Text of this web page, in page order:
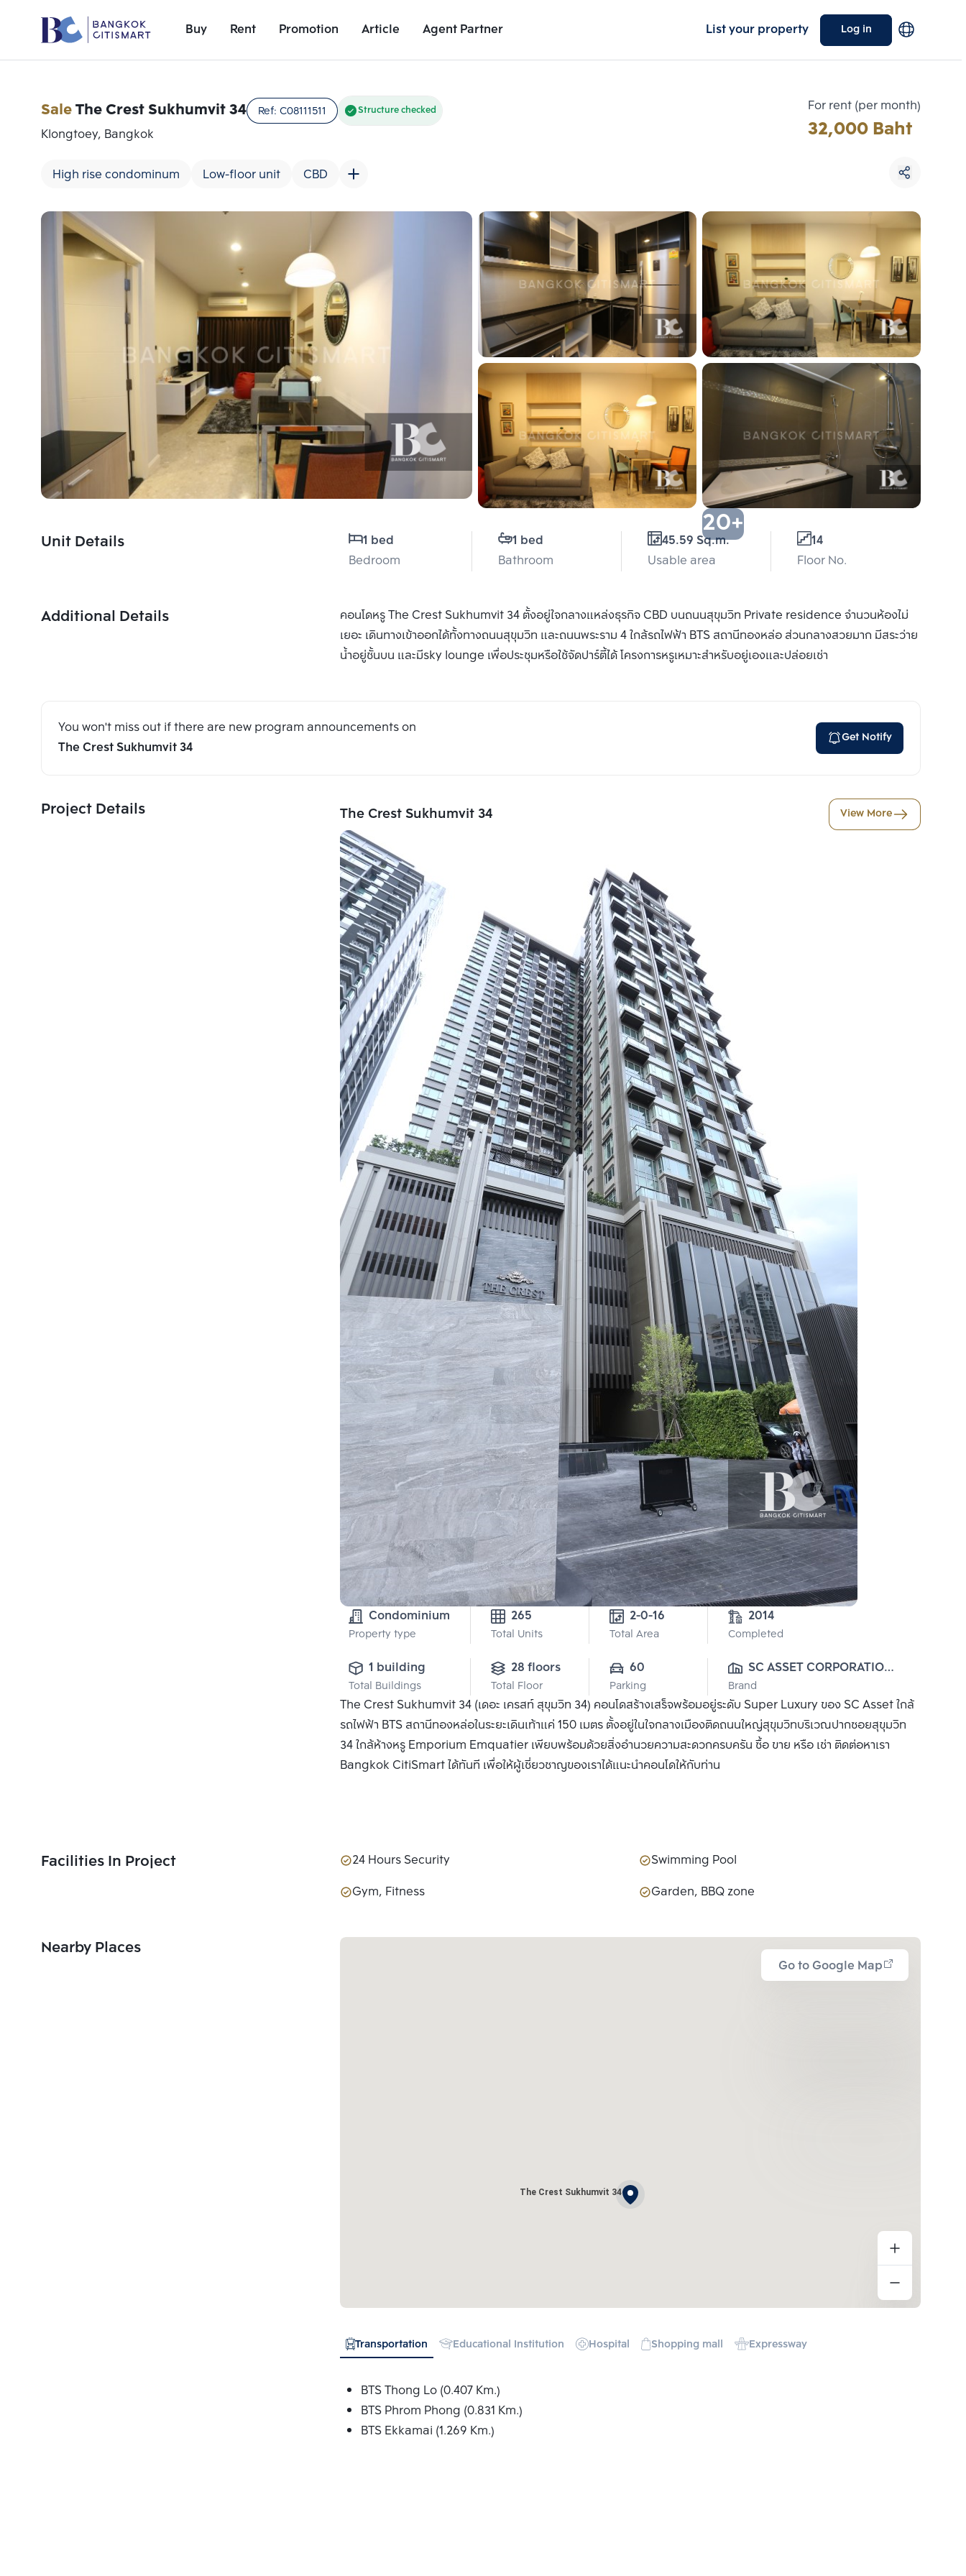
Buy Rent Promotion Article Agent Partner List your property Log in
Unit Details
SaleThe Crest Sukhumvit 34 Ref: C08111511 Structure checked
Klongtoey, Bangkok
High rise condominum Low-floor unit CBD
For rent (per month)
32,000 Baht
20+
Unit Details
1 bed
Bedroom
1 bed
Bathroom
45.59 Sq.m.
Usable area
14
Floor No.
Additional Details
คอนโดหรู The Crest Sukhumvit 34 ตั้งอยู่ใจกลางแหล่งธุรกิจ CBD บนถนนสุขุมวิท Private residence จำนวนห้องไม่
เยอะ เดินทางเข้าออกได้ทั้งทางถนนสุขุมวิท และถนนพระราม 4 ใกล้รถไฟฟ้า BTS สถานีทองหล่อ ส่วนกลางสวยมาก มีสระว่าย
น้ำอยู่ชั้นบน และมีsky lounge เพื่อประชุมหรือใช้จัดปาร์ตี้ได้ โครงการหรูเหมาะสำหรับอยู่เองและปล่อยเช่า
You won't miss out if there are new program announcements on
The Crest Sukhumvit 34
Get Notify
Project Details The Crest Sukhumvit 34 View More
Condominium
Property type
265
Total Units Total Area
2014
Completed
1 building
Total Buildings
28 floors
Total Floor
60
Parking
SC ASSET CORPORATION
PUBLIC CO., LTD.
Brand
The Crest Sukhumvit 34 (เดอะ เครสท์ สุขุมวิท 34) คอนโดสร้างเสร็จพร้อมอยู่ระดับ Super Luxury ของ SC Asset ใกล้
รถไฟฟ้า BTS สถานีทองหล่อในระยะเดินเท้าแค่ 150 เมตร ตั้งอยู่ในใจกลางเมืองติดถนนใหญ่สุขุมวิทบริเวณปากซอยสุขุมวิท
34 ใกล้ห้างหรู Emporium Emquatier เพียบพร้อมด้วยสิ่งอำนวยความสะดวกครบครัน ซื้อ ขาย หรือ เช่า ติดต่อหาเรา
Bangkok CitiSmart ได้ทันที เพื่อให้ผู้เชี่ยวชาญของเราได้แนะนำคอนโดให้กับท่าน
Facilities In Project 24 Hours Security
Swimming Pool
Gym, Fitness
Garden, BBQ zone
Nearby Places
Go to Google Map
The Crest Sukhumvit 34
Transportation Educational Institution Hospital Shopping mall Expressway
BTS Thong Lo (0.407 Km.)
BTS Phrom Phong (0.831 Km.)
BTS Ekkamai (1.269 Km.)
Add comparative units
Number 1
Add comparative units
Number 3
Choose comparative unit
Maximum 3 units
Compare
Clear all